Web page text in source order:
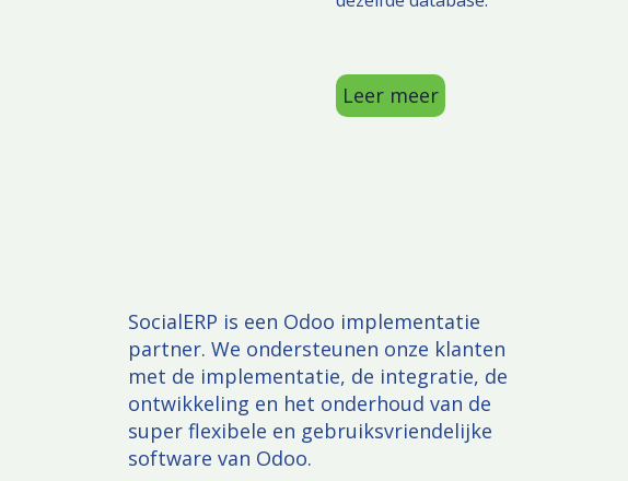
Leer meer
SocialERP is een Odoo implementatie
partner. We ondersteunen onze klanten
met de implementatie, de integratie, de
ontwikkeling en het onderhoud van de
super flexibele en gebruiksvriendelijke
software van Odoo.